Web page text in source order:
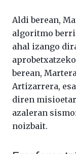
Aldi berean,
algoritmo
ahal izango
berean,
Artizarrera,
diren
azaleran
noizbait.